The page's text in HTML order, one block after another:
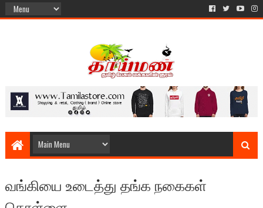
வங்கியை உடைத்து தங்க நகைகள்